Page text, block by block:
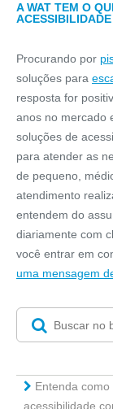
A WAT TEM O
ACESSIBILIDADE
Procurando por
soluções para
resposta for
anos no mercado
soluções de
para atender as
de pequeno,
atendimento
entendem do
diariamente com
você entrar em
uma mensagem
Entenda
acessibilidade